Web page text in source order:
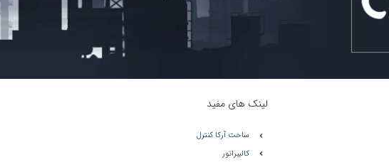
لینک های مفید
ساخت آرکا کنترل
کالیبراتور